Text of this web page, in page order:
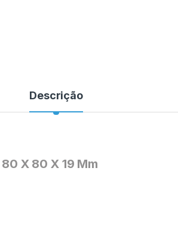
Descrição
X 80 X 19 Mm